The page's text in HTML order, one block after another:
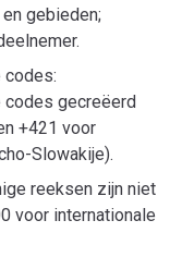
gebieden;
codes:
codes gecreëerd
+421 voor
Slowakije).
reeksen zijn niet
voor internationale